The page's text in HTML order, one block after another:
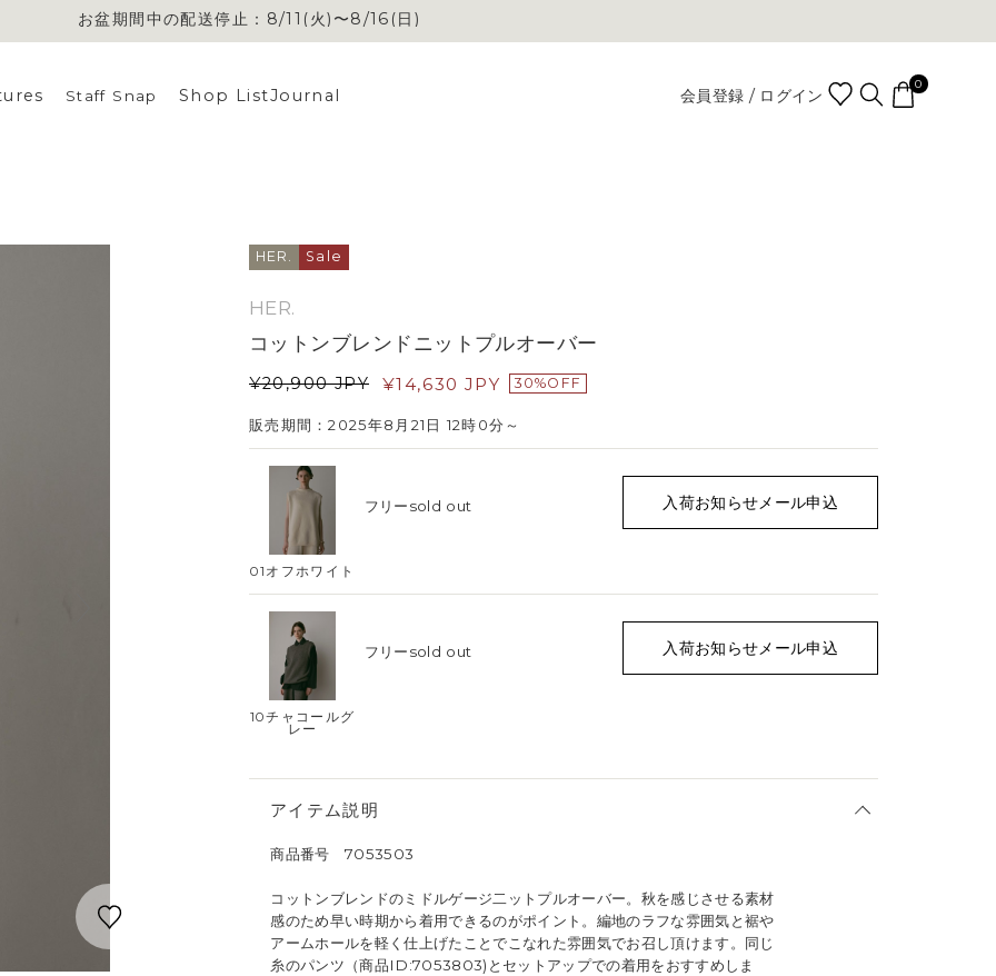
お盆期間中の配送停止：8/11(火)〜8/16(日)
お盆期間中の配送停止：8/11(火)〜8/16(日)
Staff Snap Shop ListJournal 会員登録 / ログイン
0
HER. Sale
HER.
コットンブレンドニットプルオーバー
¥20,900 JPY ¥14,630 JPY 30%OFF
販売期間：2025年8月21日 12時0分～
01オフホワイト
フリーsold out 入荷お知らせメール申込
10チャコールグ
レー
フリーsold out 入荷お知らせメール申込
アイテム説明
商品番号 7053503
コットンブレンドのミドルゲージ二ットプルオーバー。秋を感じさせる素材
感のため早い時期から着用できるのがポイント。編地のラフな雰囲気と裾や
アームホールを軽く仕上げたことでこなれた雰囲気でお召し頂けます。同じ
糸のパンツ（商品ID:7053803)とセットアップでの着用をおすすめしま